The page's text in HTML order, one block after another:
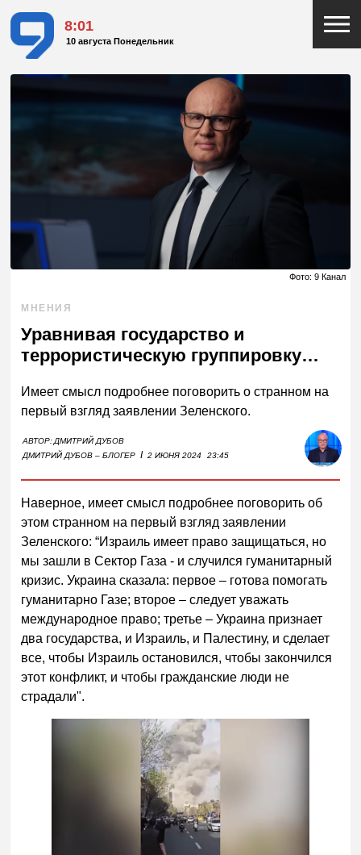
8:01
10 августа Понедельник
Фото: 9 Канал
МНЕНИЯ
Уравнивая государство и
террористическую группировку…
Имеет смысл подробнее поговорить о странном на
первый взгляд заявлении Зеленского.
АВТОР:ДМИТРИЙ ДУБОВ
ДМИТРИЙ ДУБОВ – БЛОГЕР I 2 ИЮНЯ 2024 23:45
Наверное, имеет смысл подробнее поговорить об
этом странном на первый взгляд заявлении
Зеленского: “Израиль имеет право защищаться, но
мы зашли в Сектор Газа - и случился гуманитарный
кризис. Украина сказала: первое – готова помогать
гуманитарно Газе; второе – следует уважать
международное право; третье – Украина признает
два государства, и Израиль, и Палестину, и сделает
все, чтобы Израиль остановился, чтобы закончился
этот конфликт, и чтобы гражданские люди не
страдали".